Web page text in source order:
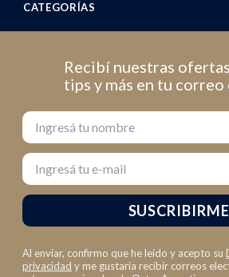
CATEGORÍAS
Recibí nuestras
tips y más en tu
Nombre
Email
SUSCRIBIRME
Al enviar, confirmo que he leído y acepto su
privacidad y me gustaría recibir correos